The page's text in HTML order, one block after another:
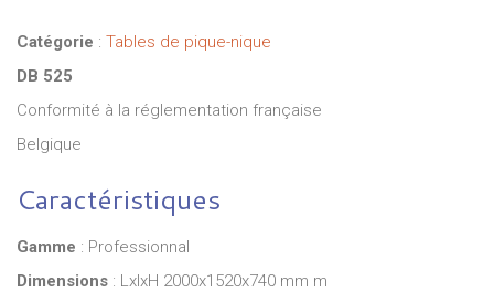
Catégorie : Tables de pique-nique
DB 525
Conformité à la réglementation française
Belgique
Caractéristiques
Gamme : Professionnal
Dimensions : LxlxH 2000x1520x740 mm m